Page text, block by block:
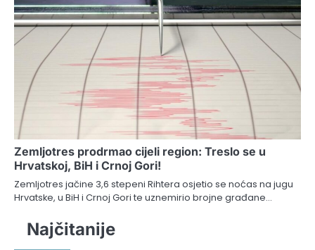
Zemljotres prodrmao cijeli region: Treslo se u
Hrvatskoj, BiH i Crnoj Gori!
Zemljotres jačine 3,6 stepeni Rihtera osjetio se noćas na jugu
Hrvatske, u BiH i Crnoj Gori te uznemirio brojne građane…
Najčitanije